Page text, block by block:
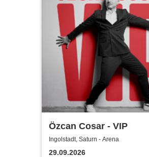
Özcan Cosar - VIP
Ingolstadt, Saturn - Arena
29.09.2026